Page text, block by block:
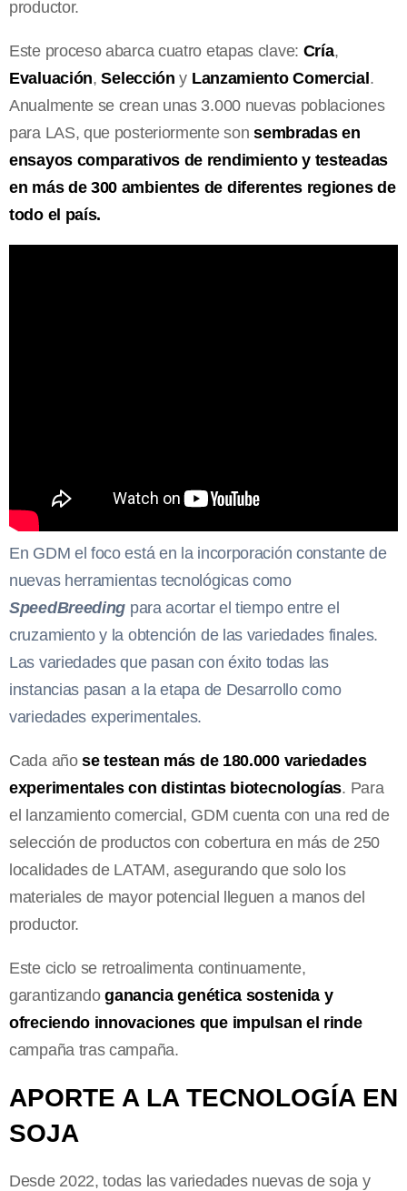
productor.
Este proceso abarca cuatro etapas clave: Cría,
Evaluación,Selección y Lanzamiento Comercial.
Anualmente se crean unas 3.000 nuevas poblaciones
para LAS, que posteriormente sonsembradas en
ensayos comparativos de rendimiento y testeadas
en más de 300 ambientes de diferentes regiones de
todo el país.
En GDM el foco está en la incorporación constante de
nuevas herramientas tecnológicas como
SpeedBreeding para acortar el tiempo entre el
cruzamiento y la obtención de las variedades finales.
Las variedades que pasan con éxito todas las
instancias pasan a la etapa de Desarrollo como
variedades experimentales.
Cada añose testean más de 180.000 variedades
experimentales con distintas biotecnologías. Para
el lanzamiento comercial, GDM cuenta con una red de
selección de productos con cobertura en más de 250
localidades de LATAM, asegurando que solo los
materiales de mayor potencial lleguen a manos del
productor.
Este ciclo se retroalimenta continuamente,
garantizandoganancia genética sostenida y
ofreciendo innovaciones que impulsan el rinde
campaña tras campaña.
APORTE A LA TECNOLOGÍA EN
SOJA
Desde 2022, todas las variedades nuevas de soja y